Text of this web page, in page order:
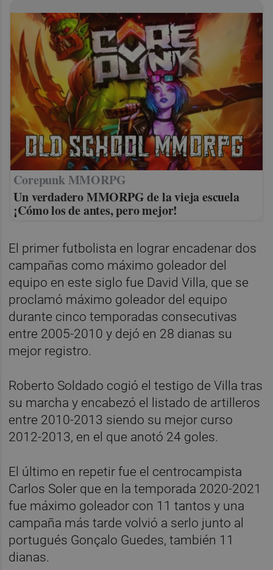
Corepunk MMORPG
Un verdadero MMORPG de la vieja escuela
¡Cómo los de antes, pero mejor!
El primer futbolista en lograr encadenar dos
campañas como máximo goleador del
equipo en este siglo fue David Villa, que se
proclamó máximo goleador del equipo
durante cinco temporadas consecutivas
entre 2005-2010 y dejó en 28 dianas su
mejor registro.
Roberto Soldado cogió el testigo de Villa tras
su marcha y encabezó el listado de artilleros
entre 2010-2013 siendo su mejor curso
2012-2013, en el que anotó 24 goles.
El último en repetir fue el centrocampista
Carlos Soler que en la temporada 2020-2021
fue máximo goleador con 11 tantos y una
campaña más tarde volvió a serlo junto al
portugués Gonçalo Guedes, también 11
dianas.